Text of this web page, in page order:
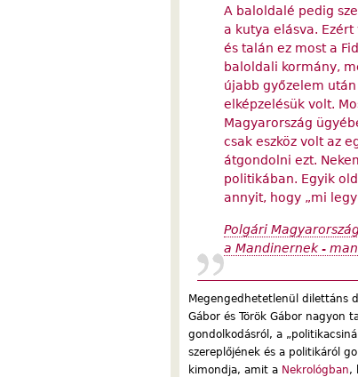
A baloldalé pedig
a kutya elásva.
és talán ez most a
baloldali kormány,
újabb győzelem
elképzelésük volt.
Magyarország
csak eszköz volt az
átgondolni ezt.
politikában. Egyik
annyit, hogy „mi
Polgári
a Mandinernek -
Megengedhetetlenül dilettáns
Gábor és Török Gábor nagyon
gondolkodásról, a
szereplőjének és a politikáról
kimondja, amit a Nekrológban,